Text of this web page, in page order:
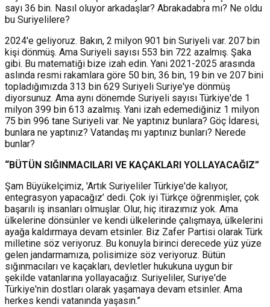
sayı 36 bin. Nasıl oluyor arkadaşlar? Abrakadabra mı? Ne oldu
bu Suriyelilere?
2024'e geliyoruz. Bakın, 2 milyon 901 bin Suriyeli var. 207 bin
kişi dönmüş. Ama Suriyeli sayısı 553 bin 722 azalmış. Şaka
gibi. Bu matematiği bize izah edin. Yani 2021-2025 arasında
aslında resmi rakamlara göre 50 bin, 36 bin, 19 bin ve 207 bini
topladığımızda 313 bin 629 Suriyeli Suriye'ye dönmüş
diyorsunuz. Ama aynı dönemde Suriyeli sayısı Türkiye'de 1
milyon 399 bin 613 azalmış. Yani izah edemediğiniz 1 milyon
75 bin 996 tane Suriyeli var. Ne yaptınız bunlara? Göç İdaresi,
bunlara ne yaptınız? Vatandaş mı yaptınız bunları? Nerede
bunlar?
“BÜTÜN SIĞINMACILARI VE KAÇAKLARI YOLLAYACAĞIZ”
Şam Büyükelçimiz, 'Artık Suriyeliler Türkiye'de kalıyor,
entegrasyon yapacağız’ dedi. Çok iyi Türkçe öğrenmişler, çok
başarılı iş insanları olmuşlar. Olur, hiç itirazımız yok. Ama
ülkelerine dönsünler ve kendi ülkelerinde çalışmaya, ülkelerini
ayağa kaldırmaya devam etsinler. Biz Zafer Partisi olarak Türk
milletine söz veriyoruz. Bu konuyla birinci derecede yüz yüze
gelen jandarmamıza, polisimize söz veriyoruz. Bütün
sığınmacıları ve kaçakları, devletler hukukuna uygun bir
şekilde vatanlarına yollayacağız. Suriyeliler, Suriye'de
Türkiye'nin dostları olarak yaşamaya devam etsinler. Ama
herkes kendi vatanında yaşasın.”